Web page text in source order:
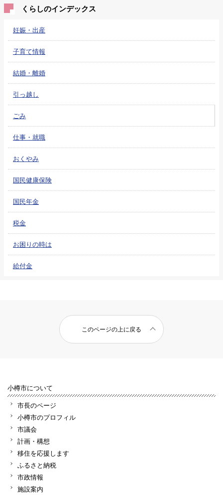
くらしのインデックス
妊娠・出産
子育て情報
結婚・離婚
引っ越し
ごみ
仕事・就職
おくやみ
国民健康保険
国民年金
税金
お困りの時は
給付金
このページの上に戻る
小樽市について
市長のページ
小樽市のプロフィル
市議会
計画・構想
移住を応援します
ふるさと納税
市政情報
施設案内